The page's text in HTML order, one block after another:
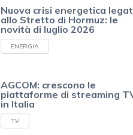
Nuova crisi energetica
allo Stretto di Hormuz: le
novità di luglio 2026
ENERGIA
AGCOM: crescono le
piattaforme di streaming
in Italia
TV